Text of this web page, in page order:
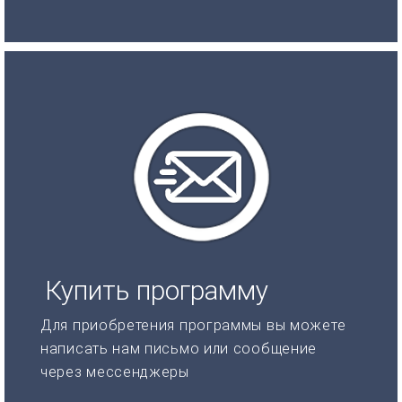
Купить программу
Для приобретения программы вы можете
написать нам письмо или сообщение
через мессенджеры